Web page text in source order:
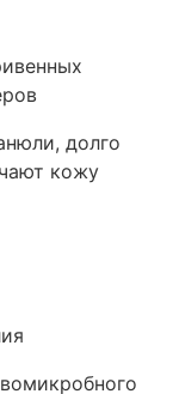
долго
кожу